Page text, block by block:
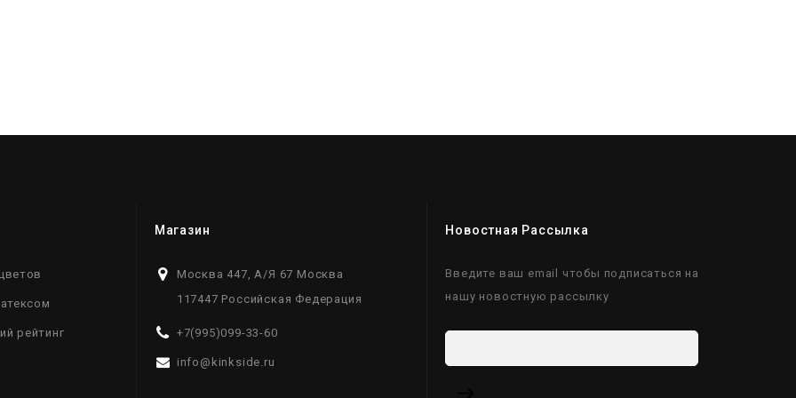
рейтинг
Магазин
Москва 447, А/Я 67 Москва
117447 Российская Федерация
+7(995)099-33-60
info@kinkside.ru
Новостная Рассылка
Введите ваш email чтобы подписаться на
нашу новостную рассылку